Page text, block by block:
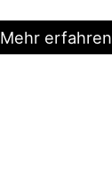
Mehr erfahren